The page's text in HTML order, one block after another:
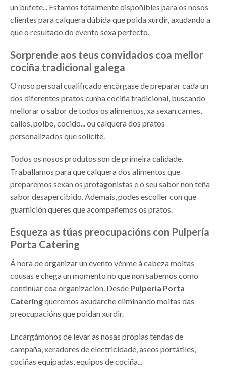
un bufete... Estamos totalmente dispoñibles para os nosos
clientes para calquera dúbida que poida xurdir, axudando a
que o resultado do evento sexa perfecto.
Sorprende aos teus convidados coa mellor
cociña tradicional galega
O noso persoal cualificado encárgase de preparar cada un
dos diferentes pratos cunha cociña tradicional, buscando
mellorar o sabor de todos os alimentos, xa sexan carnes,
callos, polbo, cocido... ou calquera dos pratos
personalizados que solicite.
Todos os nosos produtos son de primeira calidade.
Traballamos para que calquera dos alimentos que
preparemos sexan os protagonistas e o seu sabor non teña
sabor desapercibido. Ademais, podes escoller con que
guarnición queres que acompañemos os pratos.
Esqueza as túas preocupacións con Pulpería
Porta Catering
Á hora de organizar un evento vénme á cabeza moitas
cousas e chega un momento no que non sabemos como
continuar coa organización. Desde Pulpería Porta
Cateringqueremos axudarche eliminando moitas das
preocupacións que poidan xurdir.
Encargámonos de levar as nosas propias tendas de
campaña, xeradores de electricidade, aseos portátiles,
cociñas equipadas, equipos de cociña...